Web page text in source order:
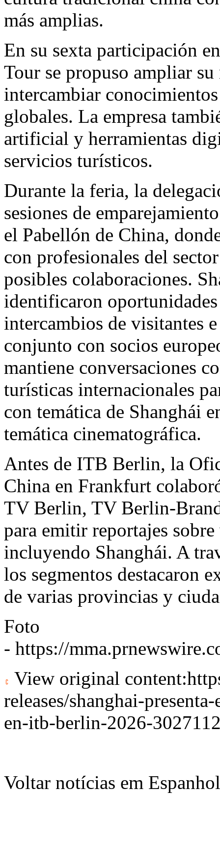
más amplias.
En su sexta participación
Tour se propuso ampliar
intercambiar
globales. La empresa
artificial y herramientas
servicios turísticos.
Durante la feria, la
sesiones de
el Pabellón de China,
con profesionales del
posibles colaboraciones.
identificaron
intercambios de visitantes
conjunto con socios
mantiene conversaciones
turísticas internacionales
con temática de Shanghái
temática cinematográfica.
Antes de ITB Berlin, la
China en Frankfurt
TV Berlin, TV Berlin-
para emitir reportajes
incluyendo Shanghái. A
los segmentos destacaron
de varias provincias y
Foto
- https://
View original content:
releases/shanghai-
en-itb-berlin-2026-
Voltar notícias em Espanhol